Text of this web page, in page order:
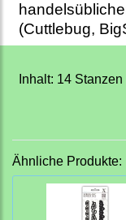
(Cuttlebug,
Inhalt: 14 Stanzen
Ähnliche Produkte: